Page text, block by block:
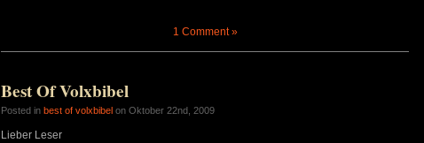
1 Comment »
Best Of Volxbibel
Posted in best of volxbibel on Oktober 22nd, 2009
Lieber Leser